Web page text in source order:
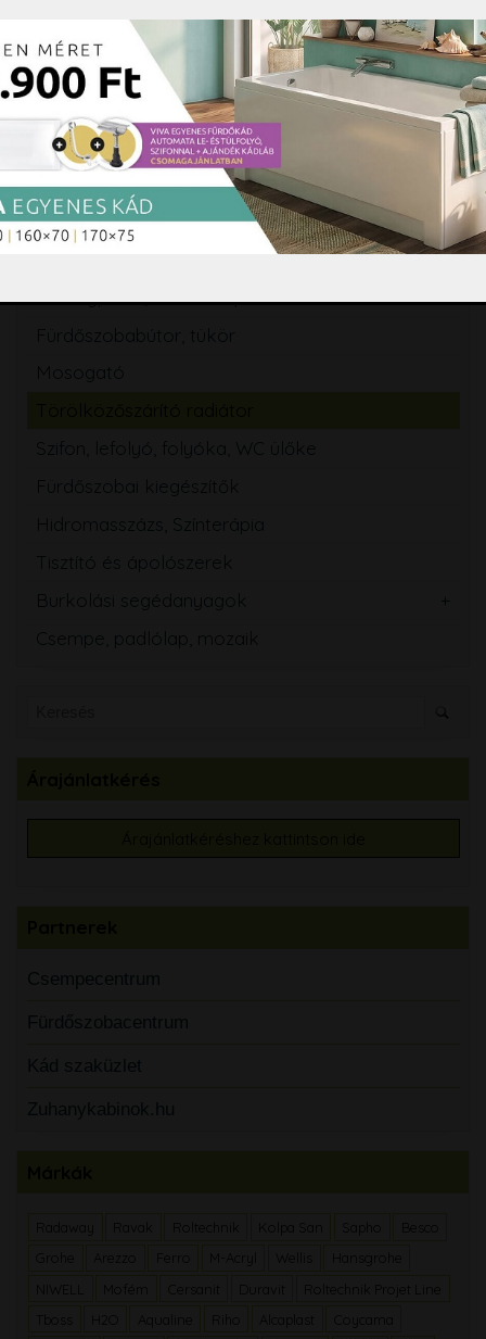
Zuhanykabin, zuhanyajtó, Walk-in zuhanyfal
Kádparaván
Szaniterek
WC tartály
Csaptelep
Zuhanyszett, zuhanyrendszer
Zuhanypanel, masszázspanel
Fürdőszobabútor, tükör
Mosogató
Szifon, lefolyó, folyóka, WC ülőke
Fürdőszobai kiegészítők
Hidromasszázs, Színterápia
Tisztító és ápolószerek
Burkolási segédanyagok
Csempe, padlólap, mozaik
Csempecentrum
Fürdőszobacentrum
Kád szaküzlet
Zuhanykabinok.hu
Roltechnik Kolpa San
Besco
Grohe
Arezzo Ferro M-Acryl Wellis
Hansgrohe
Mofém Cersanit Duravit
Roltechnik Projet Line
Tboss
H2O Aqualine Alcaplast